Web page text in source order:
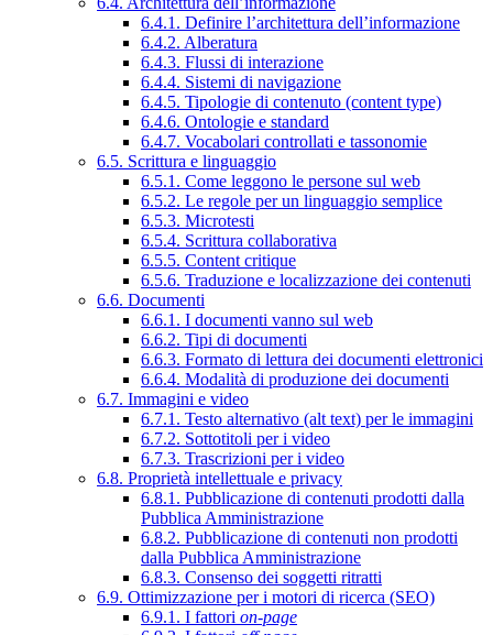
6.4.1. Definire l’architettura dell’informazione
6.4.2. Alberatura
6.4.3. Flussi di interazione
6.4.4. Sistemi di navigazione
6.4.5. Tipologie di contenuto (content type)
6.4.6. Ontologie e standard
6.4.7. Vocabolari controllati e tassonomie
6.5. Scrittura e linguaggio
6.5.1. Come leggono le persone sul web
6.5.2. Le regole per un linguaggio semplice
6.5.3. Microtesti
6.5.4. Scrittura collaborativa
6.5.5. Content critique
6.5.6. Traduzione e localizzazione dei contenuti
6.6. Documenti
6.6.1. I documenti vanno sul web
6.6.2. Tipi di documenti
6.6.3. Formato di lettura dei documenti elettronici
6.6.4. Modalità di produzione dei documenti
6.7. Immagini e video
6.7.1. Testo alternativo (alt text) per le immagini
6.7.2. Sottotitoli per i video
6.7.3. Trascrizioni per i video
6.8. Proprietà intellettuale e privacy
6.8.1. Pubblicazione di contenuti prodotti dalla
Pubblica Amministrazione
6.8.2. Pubblicazione di contenuti non prodotti
dalla Pubblica Amministrazione
6.8.3. Consenso dei soggetti ritratti
6.9. Ottimizzazione per i motori di ricerca (SEO)
6.9.1. I fattori on-page